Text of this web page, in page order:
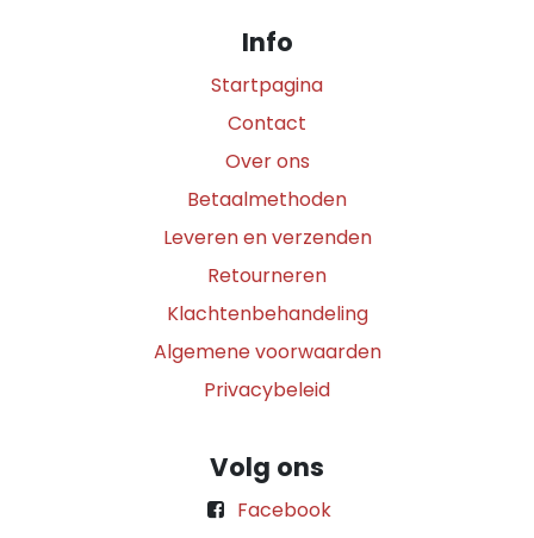
Info
Startpagina
Contact
Over ons
Betaalmethoden
Leveren en verzenden
Retourneren
Klachtenbehandeling
Algemene voorwaarden
Privacybeleid
Volg ons
Facebook